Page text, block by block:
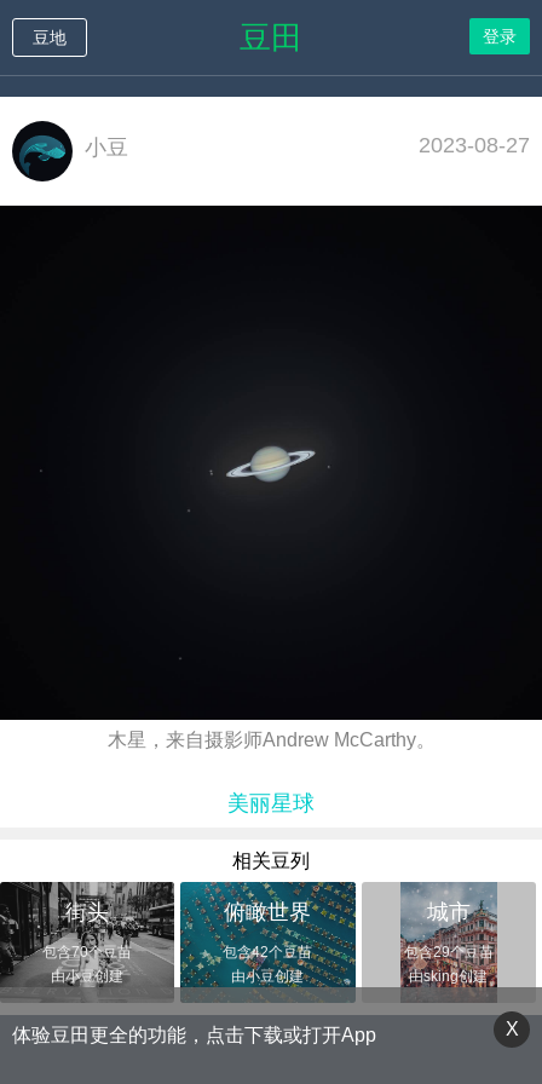
豆田
豆地 登录
2023-08-27
小豆
木星，来自摄影师Andrew McCarthy。
美丽星球
相关豆列
街头
包含70个豆苗
由小豆创建
俯瞰世界
包含42个豆苗
由小豆创建
城市
包含29个豆苗
由sking创建
体验豆田更全的功能，点击下载或打开App X